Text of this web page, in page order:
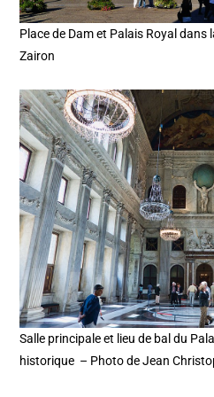
Place de Dam et Palais Royal dans
Zairon
Salle principale et lieu de bal du
historique – Photo de Jean